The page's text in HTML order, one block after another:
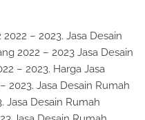
– 2023. Jasa Desain
2022 – 2023 Jasa Desain
– 2023. Harga Jasa
2023. Jasa Desain Rumah
Jasa Desain Rumah